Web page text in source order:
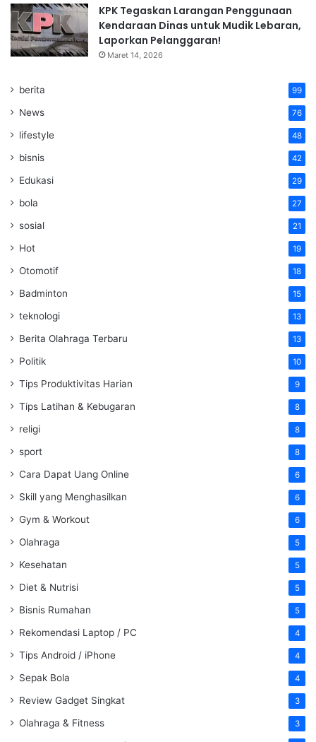
KPK Tegaskan Larangan Penggunaan
Kendaraan Dinas untuk Mudik Lebaran,
Laporkan Pelanggaran!
Maret 14, 2026
berita 99
News 76
lifestyle 48
bisnis 42
Edukasi 29
bola 27
sosial 21
Hot 19
Otomotif 18
Badminton 15
teknologi 13
Berita Olahraga Terbaru 13
Politik 10
Tips Produktivitas Harian 9
Tips Latihan & Kebugaran 8
religi 8
sport 8
Cara Dapat Uang Online 6
Skill yang Menghasilkan 6
Gym & Workout 6
Olahraga 5
Kesehatan 5
Diet & Nutrisi 5
Bisnis Rumahan 5
Rekomendasi Laptop / PC 4
Tips Android / iPhone 4
Sepak Bola 4
Review Gadget Singkat 3
Olahraga & Fitness 3